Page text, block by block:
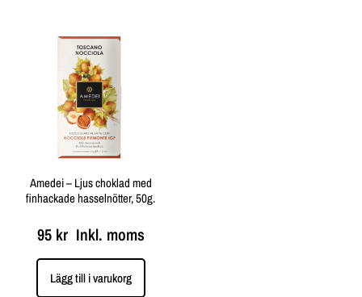
Amedei – Ljus choklad med
finhackade hasselnötter, 50g.
95 krInkl. moms
Lägg till i varukorg